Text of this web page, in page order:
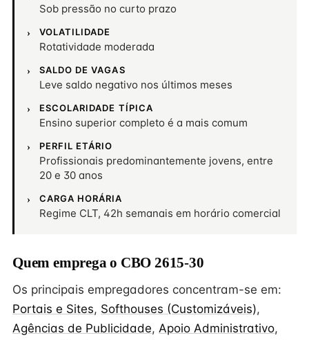
Sob pressão no curto prazo
VOLATILIDADE
Rotatividade moderada
SALDO DE VAGAS
Leve saldo negativo nos últimos meses
ESCOLARIDADE TÍPICA
Ensino superior completo é a mais comum
PERFIL ETÁRIO
Profissionais predominantemente jovens, entre
20 e 30 anos
CARGA HORÁRIA
Regime CLT, 42h semanais em horário comercial
Quem emprega o CBO 2615-30
Os principais empregadores concentram-se em:
Portais e Sites, Softhouses (Customizáveis),
Agências de Publicidade, Apoio Administrativo,